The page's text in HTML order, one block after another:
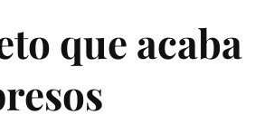
que acaba